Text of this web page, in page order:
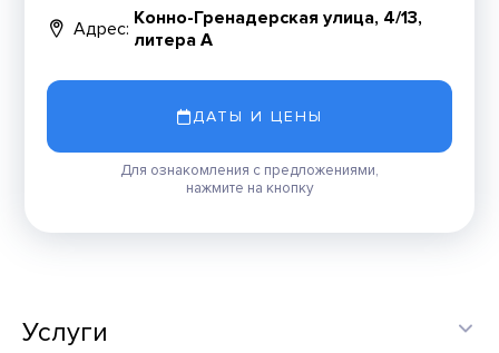
Адрес: Конно-Гренадерская улица, 4/13,
литера А
ДАТЫ И ЦЕНЫ
Для ознакомления с предложениями,
нажмите на кнопку
Услуги